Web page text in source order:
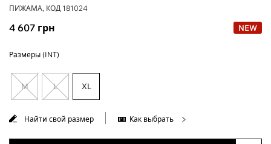
ПИЖАМА, КОД 181024
4 607 грн NEW
Размеры (INT)
M L XL
Найти свой размер Как выбрать